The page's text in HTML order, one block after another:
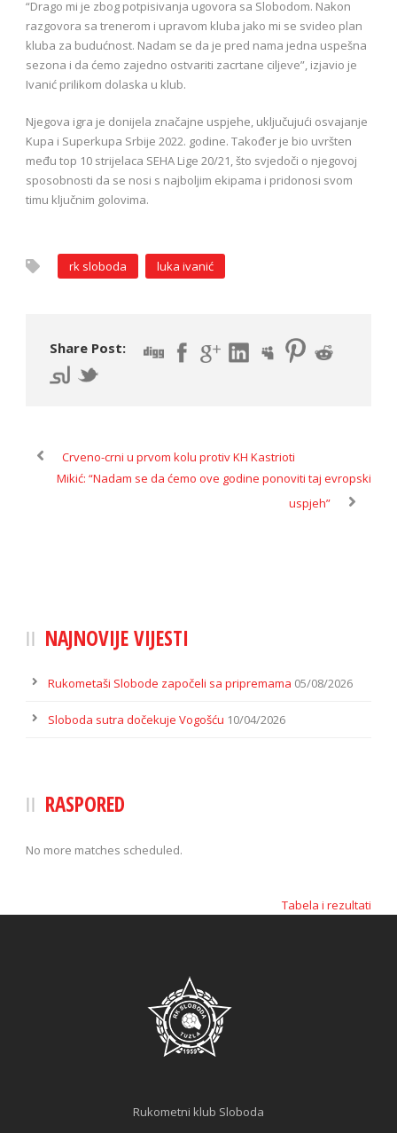
“Drago mi je zbog potpisivanja ugovora sa Slobodom. Nakon
razgovora sa trenerom i upravom kluba jako mi se svideo plan
kluba za budućnost. Nadam se da je pred nama jedna uspešna
sezona i da ćemo zajedno ostvariti zacrtane ciljeve”, izjavio je
Ivanić prilikom dolaska u klub.
Njegova igra je donijela značajne uspjehe, uključujući osvajanje
Kupa i Superkupa Srbije 2022. godine. Također je bio uvršten
među top 10 strijelaca SEHA Lige 20/21, što svjedoči o njegovoj
sposobnosti da se nosi s najboljim ekipama i pridonosi svom
timu ključnim golovima.
rk sloboda luka ivanić
Share Post:
Crveno-crni u prvom kolu protiv KH Kastrioti
Mikić: “Nadam se da ćemo ove godine ponoviti taj evropski
uspjeh”
NAJNOVIJE VIJESTI
Rukometaši Slobode započeli sa pripremama 05/08/2026
Sloboda sutra dočekuje Vogošću 10/04/2026
RASPORED
No more matches scheduled.
Tabela i rezultati
Rukometni klub Sloboda